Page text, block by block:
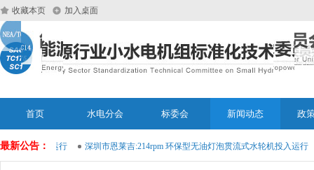
收藏本页 加入桌面
首页 水电分会 标委会 新闻动态 政
最新公告：
轮机投入运行 深圳市恩莱吉:214rpm 环保型无油灯泡贯流式水轮机投入运行